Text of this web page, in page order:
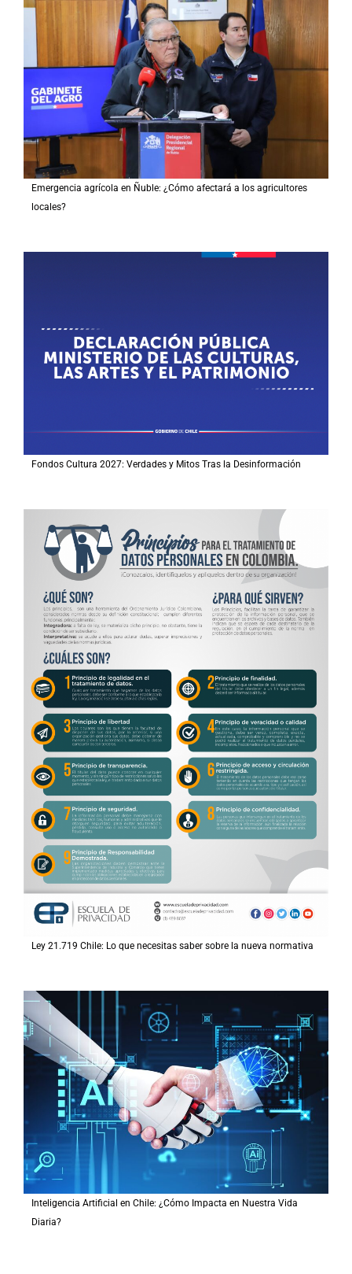
Emergencia agrícola en Ñuble: ¿Cómo afectará a los agricultores
locales?
Fondos Cultura 2027: Verdades y Mitos Tras la Desinformación
Ley 21.719 Chile: Lo que necesitas saber sobre la nueva normativa
Inteligencia Artificial en Chile: ¿Cómo Impacta en Nuestra Vida
Diaria?